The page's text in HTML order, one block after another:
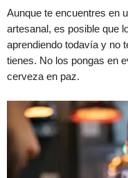
Aunque te encuentres en
artesanal, es posible que
aprendiendo todavía y no
tienes. No los pongas en
cerveza en paz.